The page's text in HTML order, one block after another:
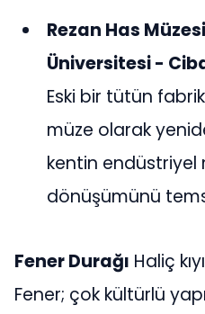
Rezan Has
Üniversitesi -
Eski bir tütün
müze olarak
kentin endüstriyel
dönüşümünü
Fener Durağı Haliç
Fener; çok kültürlü